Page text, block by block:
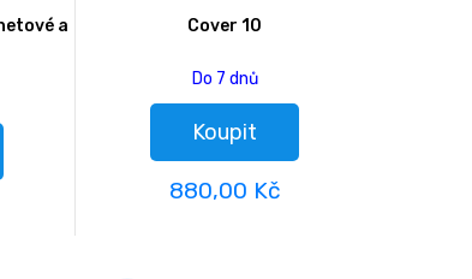
a
Cover 10
Do 7 dnů
Koupit
880,00 Kč